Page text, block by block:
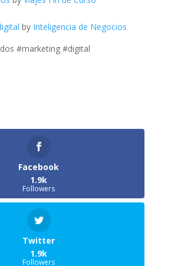
by Inteligencia de Negocios
#marketing #digital
Facebook
1.9k
Followers
Twitter
1.9k
Followers